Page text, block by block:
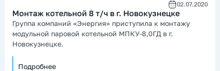
02.07.2020
Монтаж котельной 8 т/ч в г. Новокузнецке
Группа компаний «Энергия» приступила к монтажу
модульной паровой котельной МПКУ-8,0ГД в г.
Новокузнецке.
Подробнее